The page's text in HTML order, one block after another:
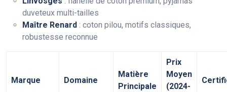
duveteux multi-tailles
Maître Renard : coton pilou, motifs classiques,
robustesse reconnue
Marque Domaine
Matière
Principale
Prix
Moyen
(2024-